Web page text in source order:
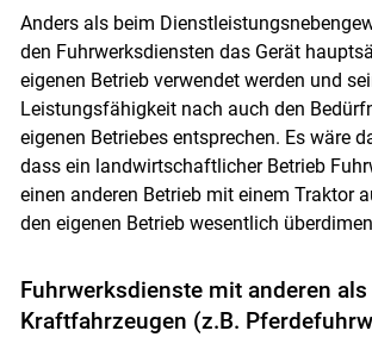
Anders als beim
den Fuhrwerksdiensten das Gerät
eigenen Betrieb verwendet werden und
Leistungsfähigkeit nach auch den
eigenen Betriebes entsprechen. Es wäre
dass ein landwirtschaftlicher Betrieb
einen anderen Betrieb mit einem Traktor
den eigenen Betrieb wesentlich
Fuhrwerksdienste mit anderen als
Kraftfahrzeugen (z.B.